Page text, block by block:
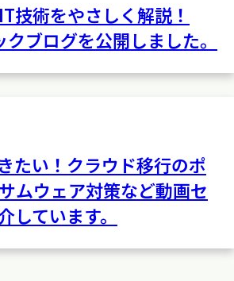
技術をやさしく解説！
ブログを公開しました。
たい！クラウド移行のポ
ムウェア対策など動画セ
しています。